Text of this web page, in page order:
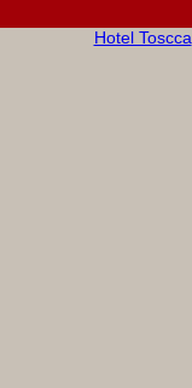
Hotel Toscca